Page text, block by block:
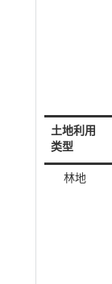
土地利用
类型
林地